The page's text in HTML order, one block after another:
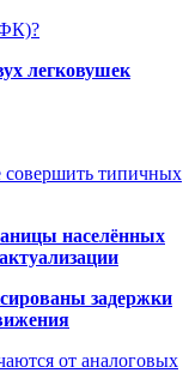
легковушек
совершить типичных
населённых
задержки
от аналоговых